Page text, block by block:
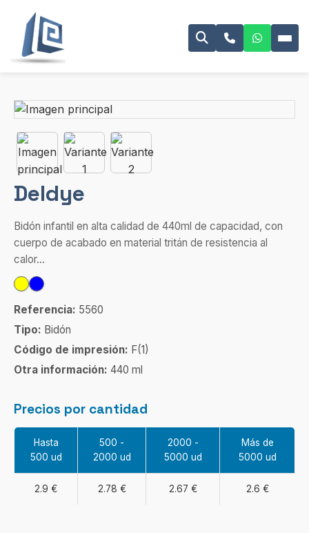
Deldye
Bidón infantil en alta calidad de 440ml de capacidad, con
cuerpo de acabado en material tritán de resistencia al
calor...
Referencia: 5560
Tipo: Bidón
Código de impresión: F(1)
Otra información: 440 ml
Precios por cantidad
Hasta
500 ud
500 -
2000 ud
2000 -
5000 ud
Más de
5000 ud
2.9 € 2.78 € 2.67 € 2.6 €